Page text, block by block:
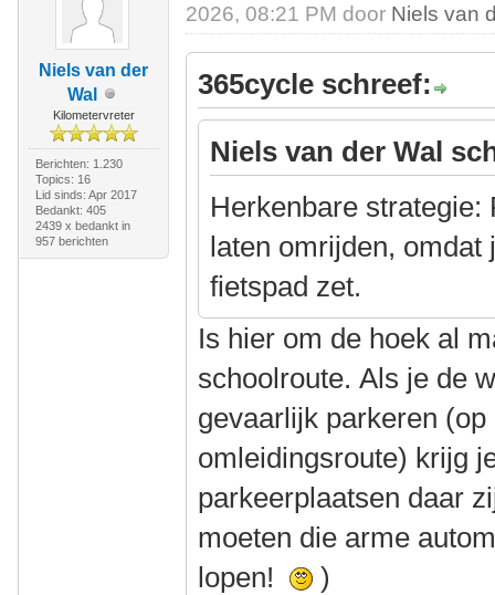
Niels van der
Wal
Kilometervreter
Berichten: 1.230
Topics: 16
Lid sinds: Apr 2017
Bedankt: 405
2439 x bedankt in
957 berichten
2026, 08:21 PM door Niels van
365cycle schreef:
Niels van der Wal
Herkenbare
laten omrijden, omdat
fietspad zet.
Is hier om de hoek al
schoolroute. Als je de
gevaarlijk parkeren
omleidingsroute) krijg
parkeerplaatsen daar
moeten die arme
lopen!
)